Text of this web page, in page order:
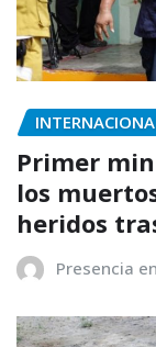
Primer
los
heridos
Presencia